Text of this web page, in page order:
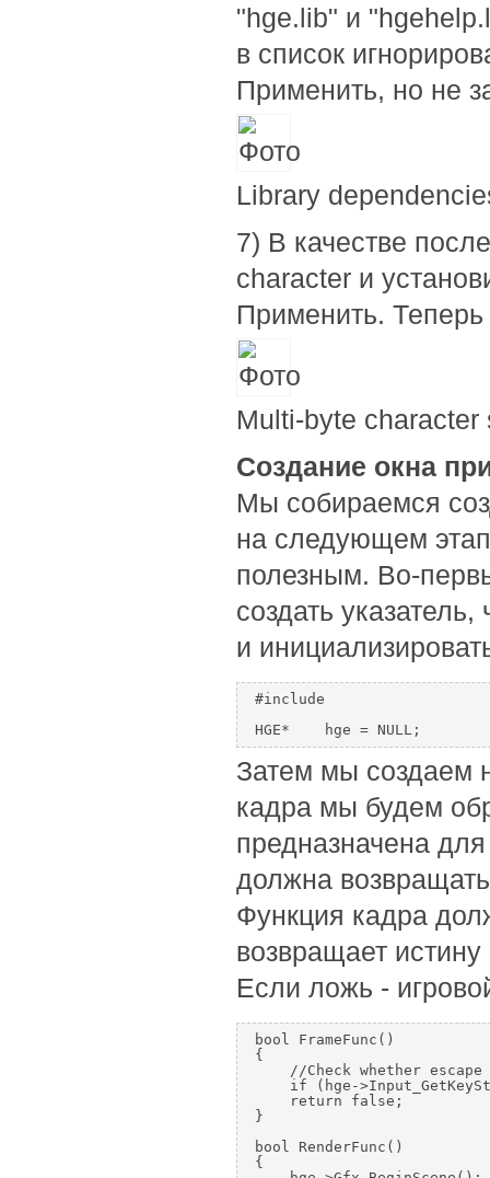
"hge.lib" и
в список
Применить, но не
Library
7) В качестве
character и
Применить.
Multi-byte character
Создание окна
Мы собираемся
на следующем
полезным. Во-
создать
и
#include
Затем мы создаем
кадра мы будем
предназначена
должна
Функция кадра
возвращает
Если ложь -
bool FrameFunc()
{
//Check whether escape
if (hge-
    return false;
}
bool RenderFunc()
{